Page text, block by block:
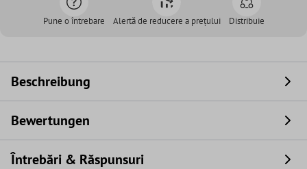
Pune o întrebare Alertă de reducere a prețului Distribuie
Beschreibung
Bewertungen
Întrebări & Răspunsuri